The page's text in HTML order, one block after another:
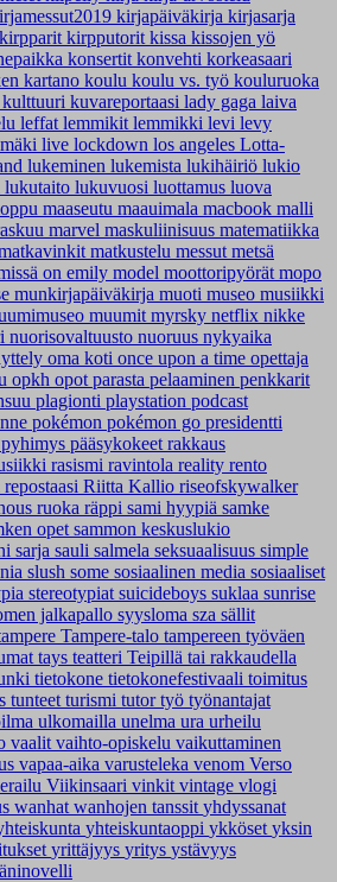
kirjapäiväkirja kirjasarja
kirpparit kirpputorit kissa kissojen yö
konsertit konvehti korkeasaari
kartano koulu koulu vs. työ kouluruoka
kulttuuri kuvareportaasi lady gaga laiva
leffat lemmikit lemmikki levi levy
live lockdown los angeles Lotta-
lukeminen lukemista lukihäiriö lukio
lukutaito lukuvuosi luottamus luova
maaseutu maauimala macbook malli
marvel maskuliinisuus matematiikka
matkustelu messut metsä
on emily model moottoripyörät mopo
munkirjapäiväkirja muoti museo musiikki
muumit myrsky netflix nikke
nuorisovaltuusto nuoruus nykyaika
oma koti once upon a time opettaja
opkh opot parasta pelaaminen penkkarit
plagionti playstation podcast
pokémon pokémon go presidentti
pyhimys pääsykokeet rakkaus
rasismi ravintola reality rento
repostaasi Riitta Kallio riseofskywalker
ruoka räppi sami hyypiä samke
opet sammon keskuslukio
sarja sauli salmela seksuaalisuus simple
slush some sosiaalinen media sosiaaliset
stereotypiat suicideboys suklaa sunrise
jalkapallo syysloma sza sällit
Tampere-talo tampereen työväen
tays teatteri Teipillä tai rakkaudella
tietokone tietokonefestivaali toimitus
tunteet turismi tutortyö työnantajat
ulkomailla unelma ura urheilu
vaalit vaihto-opiskelu vaikuttaminen
vapaa-aika varusteleka venom Verso
Viikinsaari vinkit vintage vlogi
wanhat wanhojen tanssit yhdyssanat
yhteiskuntaoppi ykköset yksin
yrittäjyys yritys ystävyys